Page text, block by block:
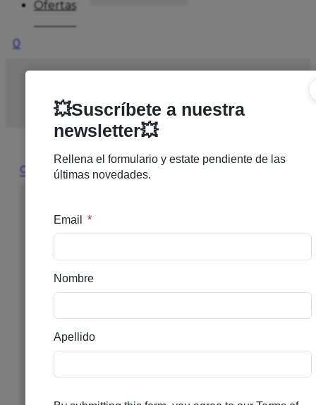
Ofertas
0
REWINDER40 8-12 AÑOS NEGRA
🔍